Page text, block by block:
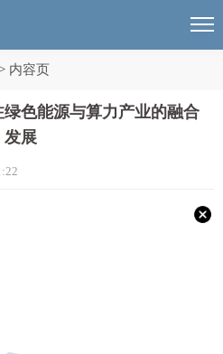
内容页
色能源与算力产业的融合
发展